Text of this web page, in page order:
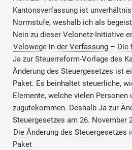
Kantonsverfassung ist
Normstufe, weshalb ich als
Nein zu dieser Velonetz-Initiative
Velowege in der Verfassung –
Ja zur Steuerreform-Vorlage des
Änderung des Steuergesetzes ist
Paket. Es beinhaltet steuerliche,
Elemente, welche vielen Personen
zugutekommen. Deshalb Ja zur
Steuergesetzes am 26. November
Die Änderung des
Paket